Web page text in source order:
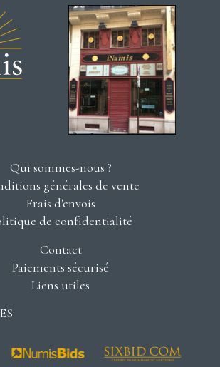
Qui sommes-nous ?
générales de vente
Frais d'envois
de confidentialité
Contact
Paiements sécurisé
Liens utiles